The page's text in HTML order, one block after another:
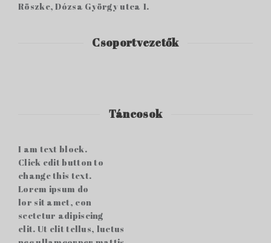
Röszke, Dózsa György utca 1.
Csoportvezetők
Táncosok
I am text block.
Click edit button to
change this text.
Lorem ipsum do
lor sit amet, con
sectetur adipiscing
elit. Ut elit tellus, luctus